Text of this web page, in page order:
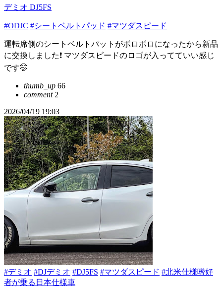
デミオ DJ5FS
#ODJC #シートベルトパッド #マツダスピード
運転席側のシートベルトパットがボロボロになったから新品
に交換しました❗ マツダスピードのロゴが入ってていい感じ
です🤭
thumb_up 66
comment2
2026/04/19 19:03
#デミオ #DJデミオ #DJ5FS #マツダスピード #北米仕様嗜好
者が乗る日本仕様車